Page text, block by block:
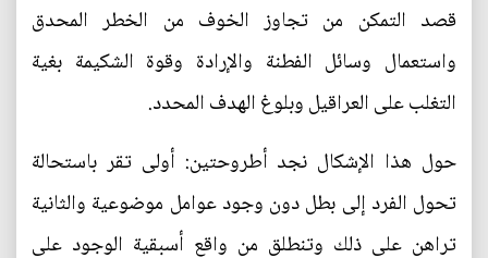
قصد التمكن من تجاوز الخوف من الخطر المحدق
واستعمال وسائل الفطنة والإرادة وقوة الشكيمة بغية
التغلب على العراقيل وبلوغ الهدف المحدد.
حول هذا الإشكال نجد أطروحتين: أولى تقر باستحالة
تحول الفرد إلى بطل دون وجود عوامل موضوعية والثانية
تراهن على ذلك وتنطلق من واقع أسبقية الوجود على